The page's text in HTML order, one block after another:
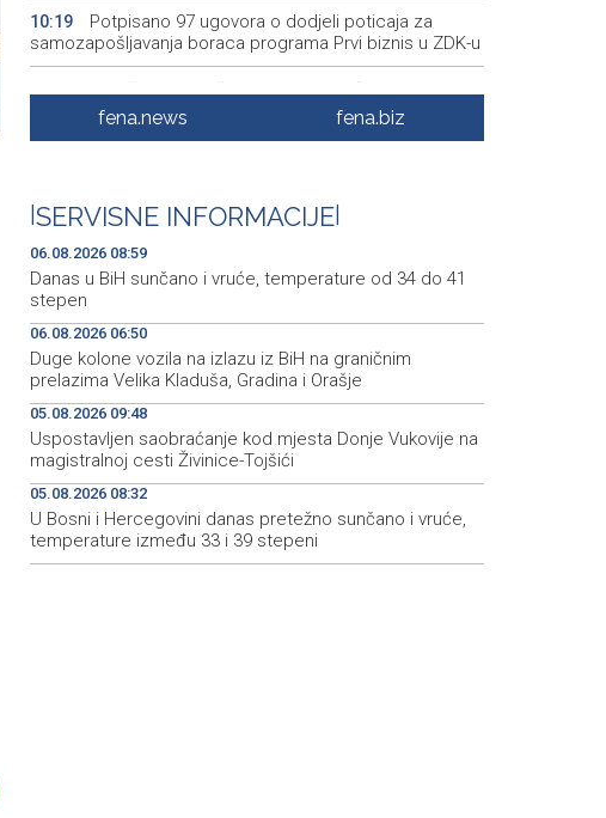
10:19
Potpisano 97 ugovora o dodjeli poticaja za
samozapošljavanja boraca programa Prvi biznis u ZDK-u
U Prištini se održava konstituirajuća sjednica
Skupštine Kosova
Konjic
10:01
Dva izraelska vojnika i jedan Libanac ubijeni u
sukobima u južnom Libanu
fena.news fena.biz
SERVISNE INFORMACIJE|
06.08.2026 08:59
Danas u BiH sunčano i vruće, temperature od 34 do 41
stepen
06.08.2026 06:50
Duge kolone vozila na izlazu iz BiH na graničnim
prelazima Velika Kladuša, Gradina i Orašje
05.08.2026 09:48
Uspostavljen saobraćanje kod mjesta Donje Vukovije na
magistralnoj cesti Živinice-Tojšići
05.08.2026 08:32
U Bosni i Hercegovini danas pretežno sunčano i vruće,
temperature između 33 i 39 stepeni